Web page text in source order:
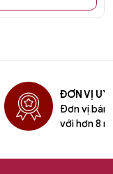
ĐƠN VỊ UY
Đơn vị bán
với hơn 8